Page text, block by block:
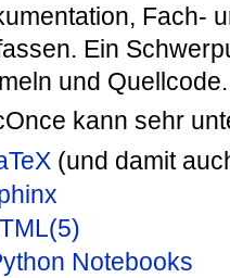
Fach-
Ein
und Quellcode.
kann sehr
(und damit
Notebooks